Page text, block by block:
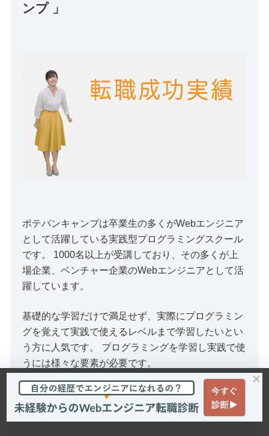
ンプ 」
ポテパンキャンプは卒業生の多くがWebエンジニア
として活躍している実践型プログラミングスクール
です。 1000名以上が受講しており、その多くが上
場企業、ベンチャー企業のWebエンジニアとして活
躍しています。
基礎的な学習だけで満足せず、実際にプログラミン
グを覚えて実践で使えるレベルまで学習したいとい
う方に人気です。 プログラミングを学習し実践で使
うには様々な要素が必要です。
それがマルっと詰まっているポテパンキャンプでプ
ログラミングを学習してみませんか？